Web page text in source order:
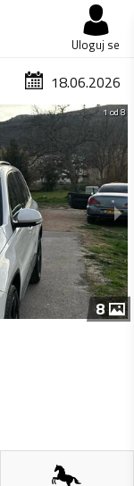
Uloguj se
18.06.2026
1 od 8
8